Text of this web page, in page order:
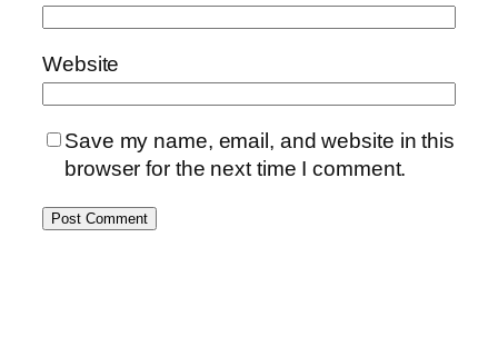
Website
Save my name, email, and website in this
browser for the next time I comment.